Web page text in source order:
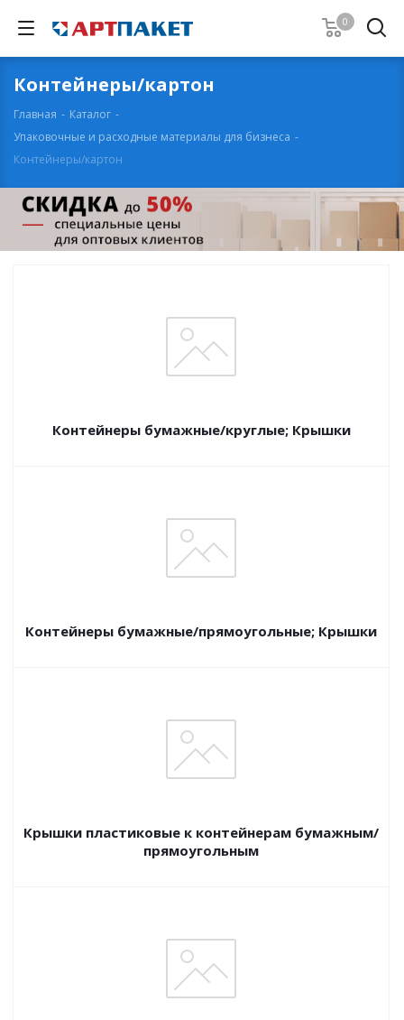
0
Контейнеры/картон
Главная - Каталог -
Упаковочные и расходные материалы для бизнеса -
Контейнеры/картон
Контейнеры бумажные/круглые; Крышки
Контейнеры бумажные/прямоугольные; Крышки
Крышки пластиковые к контейнерам бумажным/
прямоугольным